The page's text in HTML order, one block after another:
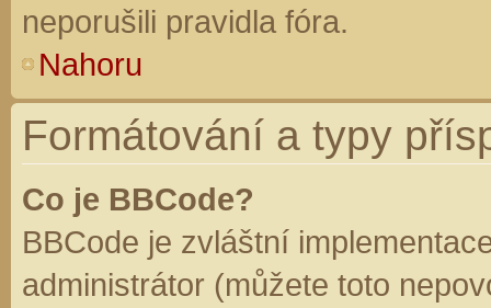
neporušili pravidla fóra.
Nahoru
Formátování a typy
Co je BBCode?
BBCode je zvláštní
administrátor (můžete toto